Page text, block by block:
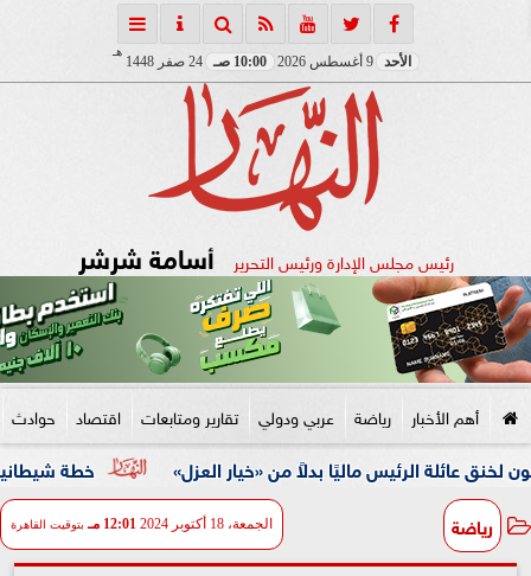
الأحد 10:00 صـ 24 صفر 1448
هـ
رئيس مجلس الإدارة ورئيس التحرير أسامة شرشر
أهم الأخبار رياضة عربي ودولي تقارير ومتابعات اقتصاد حوادث
خطة شيطانية انتهت في قبضة الأمن.. ضبط ماليًا بدلاً من «خيار العزل»
رياضة الجمعة، 18 أكتوبر 2024 12:01 مـ بتوقيت القاهرة